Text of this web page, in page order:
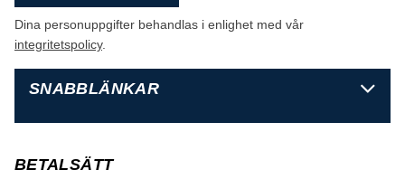
Dina personuppgifter behandlas i enlighet med vår
integritetspolicy.
SNABBLÄNKAR
BETALSÄTT